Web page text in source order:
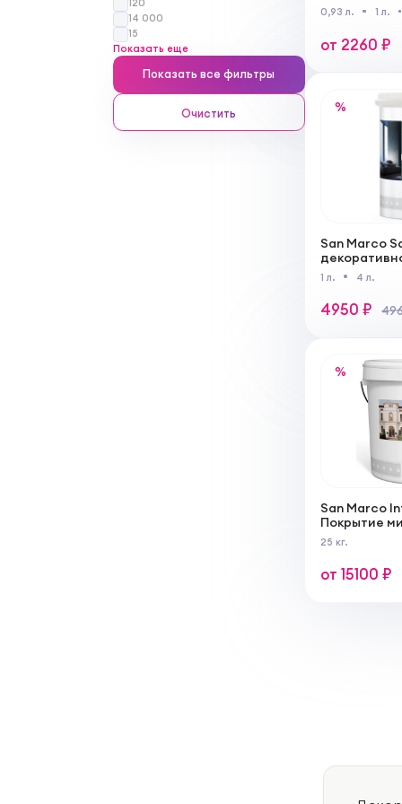
120
14 000
15
Показать еще
Показать все фильтры
Очистить
основе с
для
0,93 л. 1 л.
от 2260 ₽
%
San Marco
работ
1 л. 4 л.
4950 ₽
%
San Marco
Покрытие
внутренних
25 кг.
от 15100 ₽